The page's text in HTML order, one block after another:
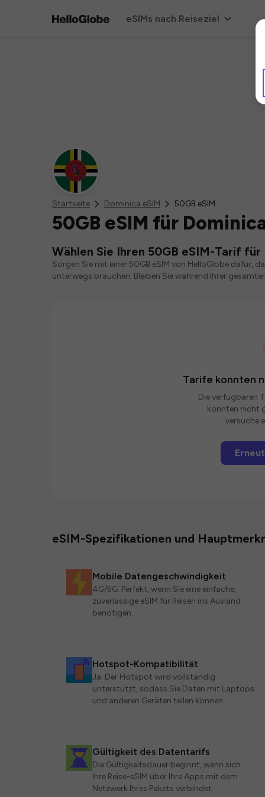
eSIMs nach Reiseziel
Startseite Dominica eSIM 50GB eSIM
50GB eSIM für
Wählen Sie Ihren 50GB eSIM-Tarif für
Sorgen Sie mit einer 50GB eSIM von HelloGlobe dafür,
unterwegs brauchen. Bleiben Sie während Ihrer
Tarife konnten
Die verfügbaren
konnten nicht
versuche
eSIM-Spezifikationen und
Mobile Datengeschwindigkeit
4G/5G. Perfekt, wenn Sie eine einfache,
zuverlässige eSIM für Reisen ins Ausland
benötigen.
Hotspot-Kompatibilität
Ja. Der Hotspot wird vollständig
unterstützt, sodass Sie Daten mit Laptops
und anderen Geräten teilen können.
Gültigkeit des Datentarifs
Die Gültigkeitsdauer beginnt, wenn sich
Ihre Reise-eSIM über Ihre Apps mit dem
Netzwerk Ihres Pakets verbindet.